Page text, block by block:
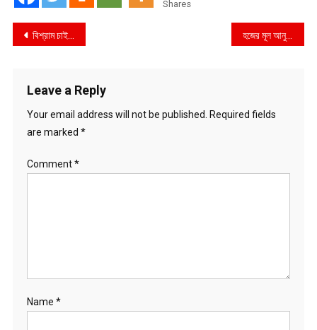
Shares
Post
বিশ্রাম চাইলেন তামিম হজের মূল আনুষ্ঠানিকতা শেষ
Leave a Reply
Your email address will not be published.
Required fields
are marked *
Comment*
Name *